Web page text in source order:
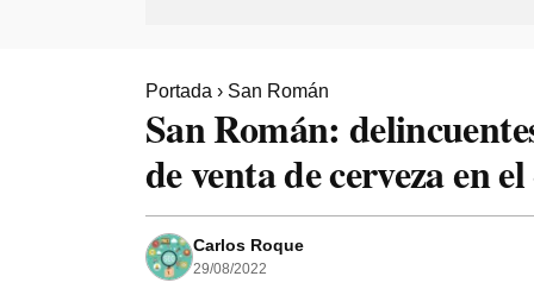
Portada › San Román
San Román:
de venta de cerveza en
Carlos Roque
29/08/2022